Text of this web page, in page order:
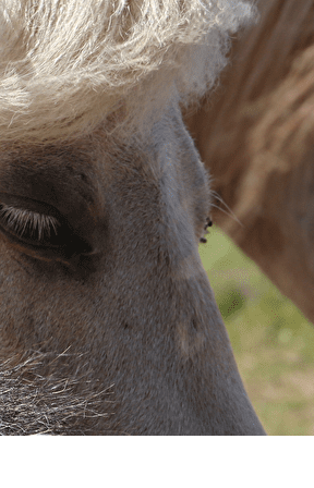
Menu
<
>
Présentation
GALERIE PHOTO
?>
Images de la page d'accueil
Cliquez pour éditer